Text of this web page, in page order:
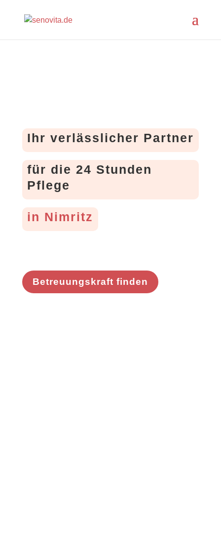
Ihr verlässlicher Partner
für die 24 Stunden
Pflege
in Nimritz
Betreuungskraft finden